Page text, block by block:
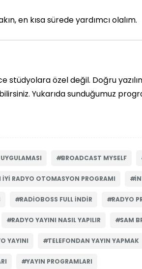
en kısa sürede yardımcı olalım.
stüdyolara özel değil. Doğru
Yukarıda sunduğumuz
BROADCAST MYSELF
IYI RADYO OTOMASYON PROGRAMI
RADIOBOSS FULL INDIR RADYO
RADYO YAYINI NASIL YAPILIR SAM
YAYINI TELEFONDAN YAYIN YAPMAK
YAYIN PROGRAMLARI